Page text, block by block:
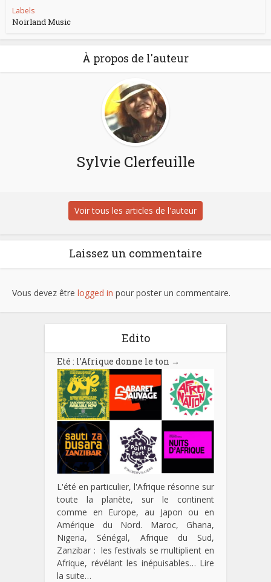
Labels
Noirland Music
À propos de l'auteur
Sylvie Clerfeuille
Voir tous les articles de l'auteur
Laissez un commentaire
Vous devez être logged in pour poster un commentaire.
Edito
Eté : l’Afrique donne le ton →
L'été en particulier, l'Afrique résonne sur
toute la planète, sur le continent
comme en Europe, au Japon ou en
Amérique du Nord. Maroc, Ghana,
Nigeria, Sénégal, Afrique du Sud,
Zanzibar : les festivals se multiplient en
Afrique, révélant les inépuisables… Lire
la suite…